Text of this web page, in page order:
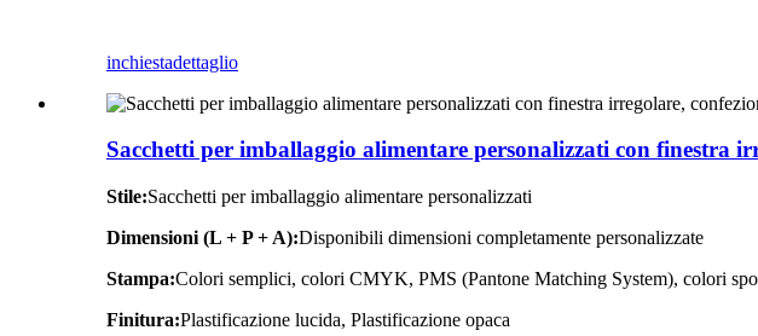
inchiestadettaglio
Sacchetti per imballaggio alimentare personalizzati con finestra
Stile:Sacchetti per imballaggio alimentare personalizzati
Dimensioni (L + P + A):Disponibili dimensioni completamente personalizzate
Stampa:Colori semplici, colori CMYK, PMS (Pantone Matching System), colori
Finitura:Plastificazione lucida, Plastificazione opaca